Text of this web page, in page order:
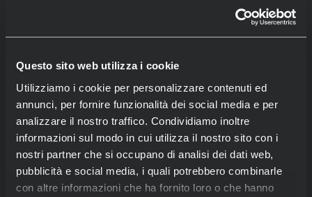
Questo sito web utilizza i cookie
Utilizziamo i cookie per personalizzare contenuti ed
annunci, per fornire funzionalità dei social media e per
analizzare il nostro traffico. Condividiamo inoltre
informazioni sul modo in cui utilizza il nostro sito con i
nostri partner che si occupano di analisi dei dati web,
pubblicità e social media, i quali potrebbero combinarle
con altre informazioni che ha fornito loro o che hanno